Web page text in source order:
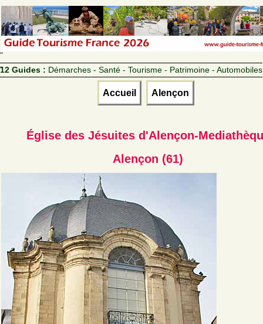
12 Guides : Démarches - Santé - Tourisme - Patrimoine - Automobiles
Accueil Alençon
Église des Jésuites d'Alençon-
Alençon (61)